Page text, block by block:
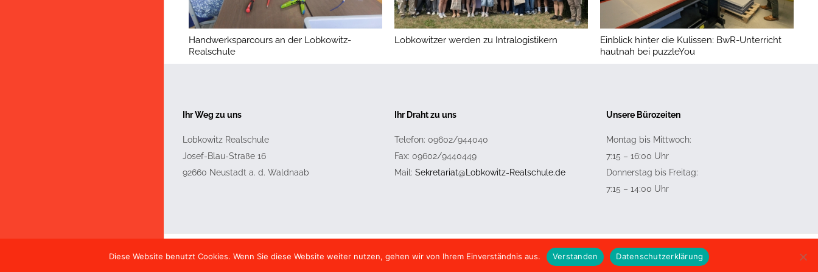
Handwerksparcours an der Lobkowitz-
Realschule
Lobkowitzer werden zu Intralogistikern
Einblick hinter die Kulissen: BwR-Unterricht
hautnah bei puzzleYou
Ihr Weg zu uns
Lobkowitz Realschule
Josef-Blau-Straße 16
92660 Neustadt a. d. Waldnaab
Ihr Draht zu uns
Telefon: 09602/944040
Fax: 09602/9440449
Mail: Sekretariat@Lobkowitz-Realschule.de
Unsere Bürozeiten
Montag bis Mittwoch:
7:15 – 16:00 Uhr
Donnerstag bis Freitag:
7:15 – 14:00 Uhr
© Copyright Lobkowitz Realschule |Impressum|Datenschutz
Diese Website benutzt Cookies. Wenn Sie diese Website weiter nutzen, gehen wir von Ihrem Einverständnis aus. Verstanden Datenschutzerklärung